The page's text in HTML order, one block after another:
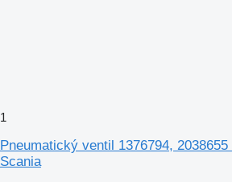
1
Pneumatický ventil 1376794,
Scania